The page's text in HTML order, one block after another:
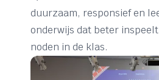
duurzaam, responsief en
onderwijs dat beter
noden in de klas.